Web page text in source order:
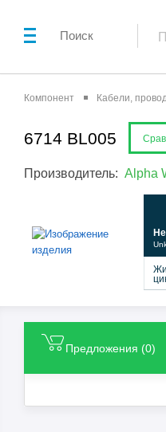
Поиск
Компонент Кабели,
6714 BL005
Производитель: Alpha
Предложения (0)